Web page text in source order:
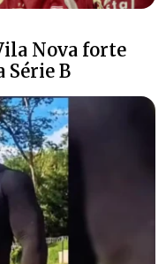
Nova forte
B